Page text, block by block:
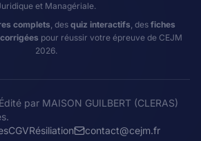
et Managériale.
complets, des quiz interactifs, des fiches
pour réussir votre épreuve de CEJM
2026.
par MAISON GUILBERT (CLERAS)
CGVRésiliation contact@cejm.fr